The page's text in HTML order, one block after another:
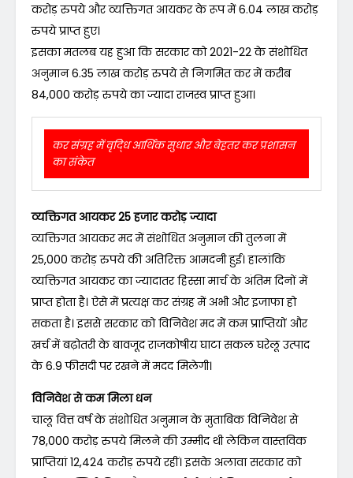
करोड़ रुपये और व्यक्तिगत आयकर के रूप में 6.04 लाख करोड़
रुपये प्राप्त हुए।
इसका मतलब यह हुआ कि सरकार को 2021-22 के संशोधित
अनुमान 6.35 लाख करोड़ रुपये से निगमित कर में करीब
84,000 करोड़ रुपये का ज्यादा राजस्व प्राप्त हुआ।
कर संग्रह में वृदि्ध आर्थिक सुधार और बेहतर कर प्रशासन
का संकेत
व्यक्तिगत आयकर 25 हजार करोड़ ज्यादा
व्यक्तिगत आयकर मद में संशोधित अनुमान की तुलना में
25,000 करोड़ रुपये की अतिरिक्त आमदनी हुई। हालांकि
व्यक्तिगत आयकर का ज्यादातर हिस्सा मार्च के अंतिम दिनों में
प्राप्त होता है। ऐसे में प्रत्यक्ष कर संग्रह में अभी और इजाफा हो
सकता है। इससे सरकार को विनिवेश मद में कम प्राप्तियों और
खर्च में बढ़ोतरी के बावजूद राजकोषीय घाटा सकल घरेलू उत्पाद
के 6.9 फीसदी पर रखने में मदद मिलेगी।
विनिवेश से कम मिला धन
चालू वित्त वर्ष के संशोधित अनुमान के मुताबिक विनिवेश से
78,000 करोड़ रुपये मिलने की उम्मीद थी लेकिन वास्तविक
प्राप्तियां 12,424 करोड़ रुपये रहीं। इसके अलावा सरकार को